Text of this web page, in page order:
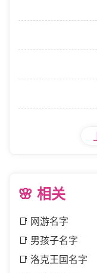
🌸 相关
📑 网游名字
📑 男孩子名字
📑 洛克王国名字